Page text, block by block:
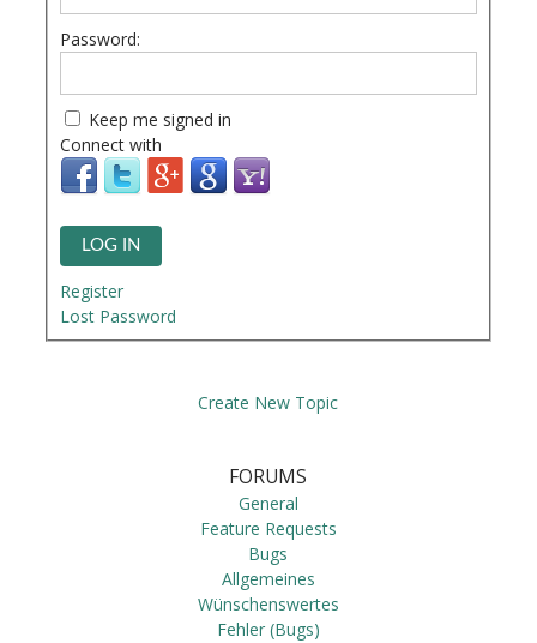
Password:
Keep me signed in
Connect with
LOG IN
Register
Lost Password
Create New Topic
FORUMS
General
Feature Requests
Bugs
Allgemeines
Wünschenswertes
Fehler (Bugs)